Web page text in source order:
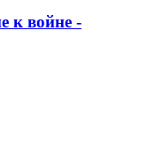
к войне -